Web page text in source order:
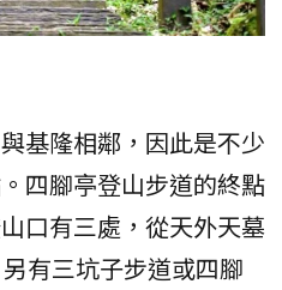
基隆相鄰，因此是不少
四腳亭登山步道的終點
口有三處，從天外天墓
有三坑子步道或四腳